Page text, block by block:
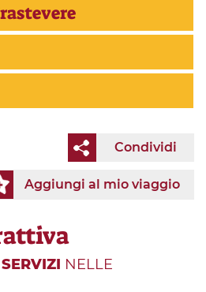
Condividi
Aggiungi al mio viaggio
NELLE